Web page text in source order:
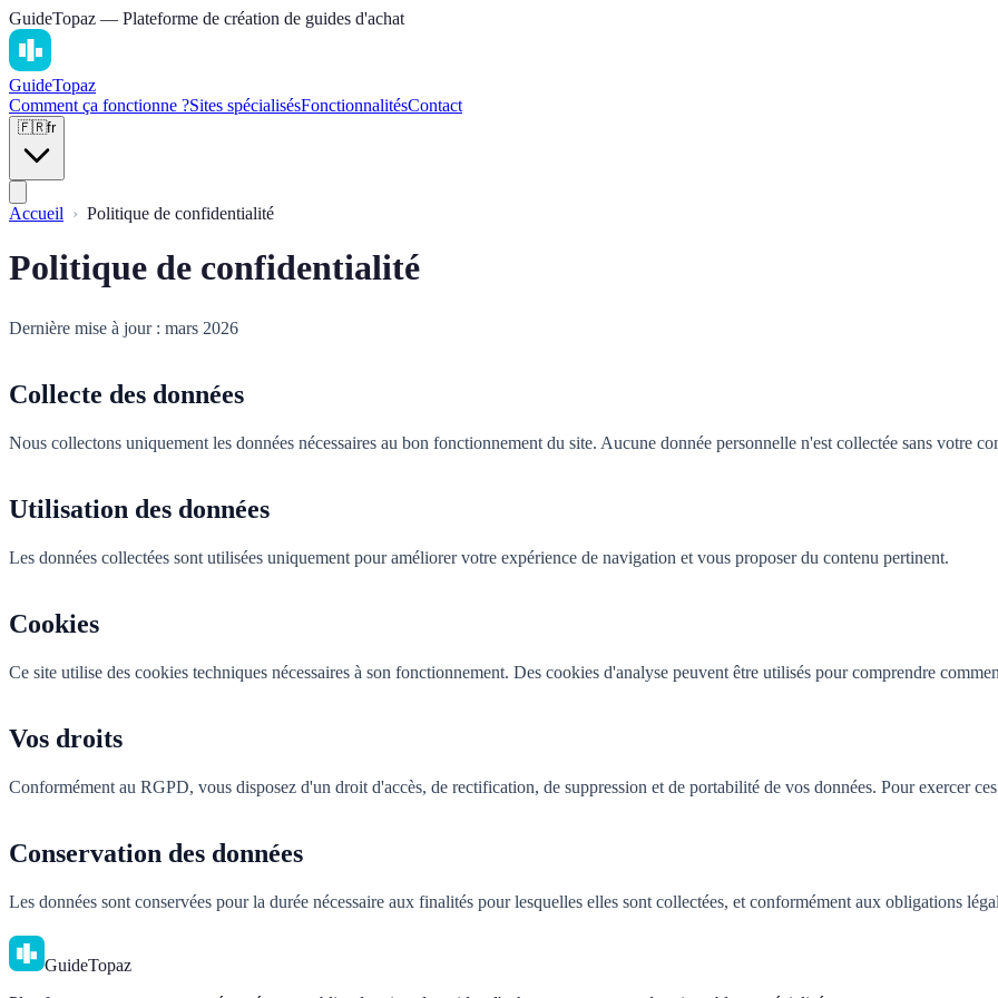
GuideTopaz — Plateforme de création de guides d'achat
GuideTopaz
Comment ça fonctionne ?Sites spécialisésFonctionnalitésContact
🇫🇷fr
Accueil Politique de confidentialité
Politique de confidentialité
Dernière mise à jour : mars 2026
Collecte des données
Nous collectons uniquement les données nécessaires au bon fonctionnement du site. Aucune donnée personnelle n'est collectée sans votre
Utilisation des données
Les données collectées sont utilisées uniquement pour améliorer votre expérience de navigation et vous proposer du contenu pertinent.
Cookies
Ce site utilise des cookies techniques nécessaires à son fonctionnement. Des cookies d'analyse peuvent être utilisés pour comprendre
Vos droits
Conformément au RGPD, vous disposez d'un droit d'accès, de rectification, de suppression et de portabilité de vos données. Pour exercer
Conservation des données
Les données sont conservées pour la durée nécessaire aux finalités pour lesquelles elles sont collectées, et conformément aux obligations
GuideTopaz